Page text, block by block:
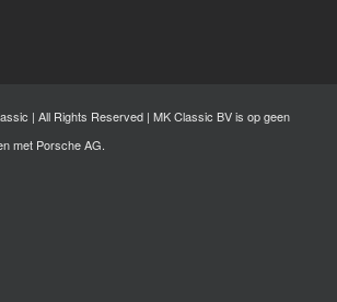
| All Rights Reserved | MK Classic BV is op geen
met Porsche AG.